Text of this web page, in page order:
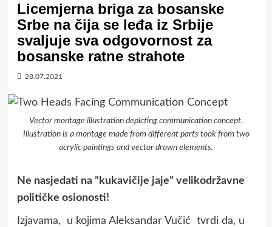
Licemjerna briga za bosanske
Srbe na čija se leđa iz Srbije
svaljuje sva odgovornost za
bosanske ratne strahote
28.07.2021
Vector montage illustration depicting communication concept.
Illustration is a montage made from different parts took from two
acrylic paintings and vector drawn elements.
Ne nasjedati na “kukavičije jaje” velikodržavne
političke osionosti!
Izjavama, u kojima Aleksandar Vučić tvrdi da, u